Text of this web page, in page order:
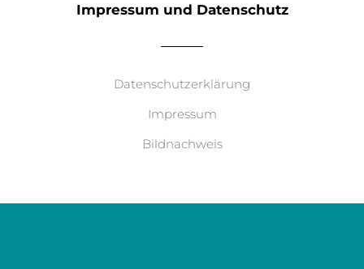
Impressum und Datenschutz
Datenschutzerklärung
Impressum
Bildnachweis